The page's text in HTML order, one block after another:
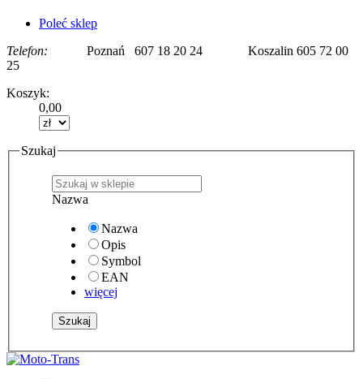
Poleć sklep
Telefon: Poznań 607 18 20 24 Koszalin 605 72 00
25
Koszyk:
0,00
Szukaj
Nazwa
Nazwa
Opis
Symbol
EAN
więcej